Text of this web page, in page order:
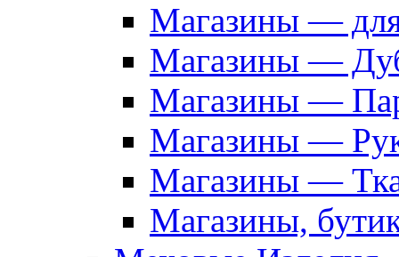
Магазины —
Магазины —
Магазины —
Магазины —
Магазины —
Магазины,